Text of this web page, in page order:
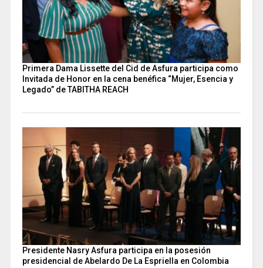
Primera Dama Lissette del Cid de Asfura participa como
Invitada de Honor en la cena benéfica “Mujer, Esencia y
Legado” de TABITHA REACH
Presidente Nasry Asfura participa en la posesión
presidencial de Abelardo De La Espriella en Colombia